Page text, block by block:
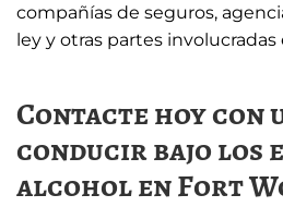
compañías de seguros,
ley y otras partes involucradas
Contacte hoy con
conducir bajo los
alcohol en Fort